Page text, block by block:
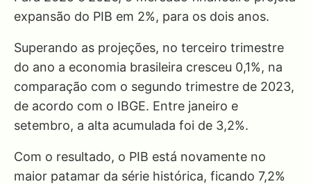
expansão do PIB em 2%, para os dois anos.
Superando as projeções, no terceiro trimestre
do ano a economia brasileira cresceu 0,1%, na
comparação com o segundo trimestre de 2023,
de acordo com o IBGE. Entre janeiro e
setembro, a alta acumulada foi de 3,2%.
Com o resultado, o PIB está novamente no
maior patamar da série histórica, ficando 7,2%